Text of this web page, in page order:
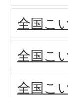
全国こ
全国こ
全国こ